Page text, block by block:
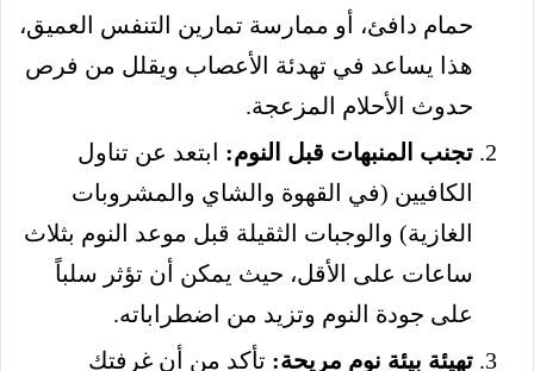
حمام دافئ، أو ممارسة تمارين التنفس العميق،
هذا يساعد في تهدئة الأعصاب ويقلل من فرص
حدوث الأحلام المزعجة.
تجنب المنبهات قبل النوم: ابتعد عن تناول
الكافيين (في القهوة والشاي والمشروبات
الغازية) والوجبات الثقيلة قبل موعد النوم بثلاث
ساعات على الأقل، حيث يمكن أن تؤثر سلباً
على جودة النوم وتزيد من اضطراباته.
تهيئة بيئة نوم مريحة: تأكد من أن غرفتك